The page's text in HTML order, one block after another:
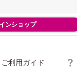
ンショップ
ご利用ガイド